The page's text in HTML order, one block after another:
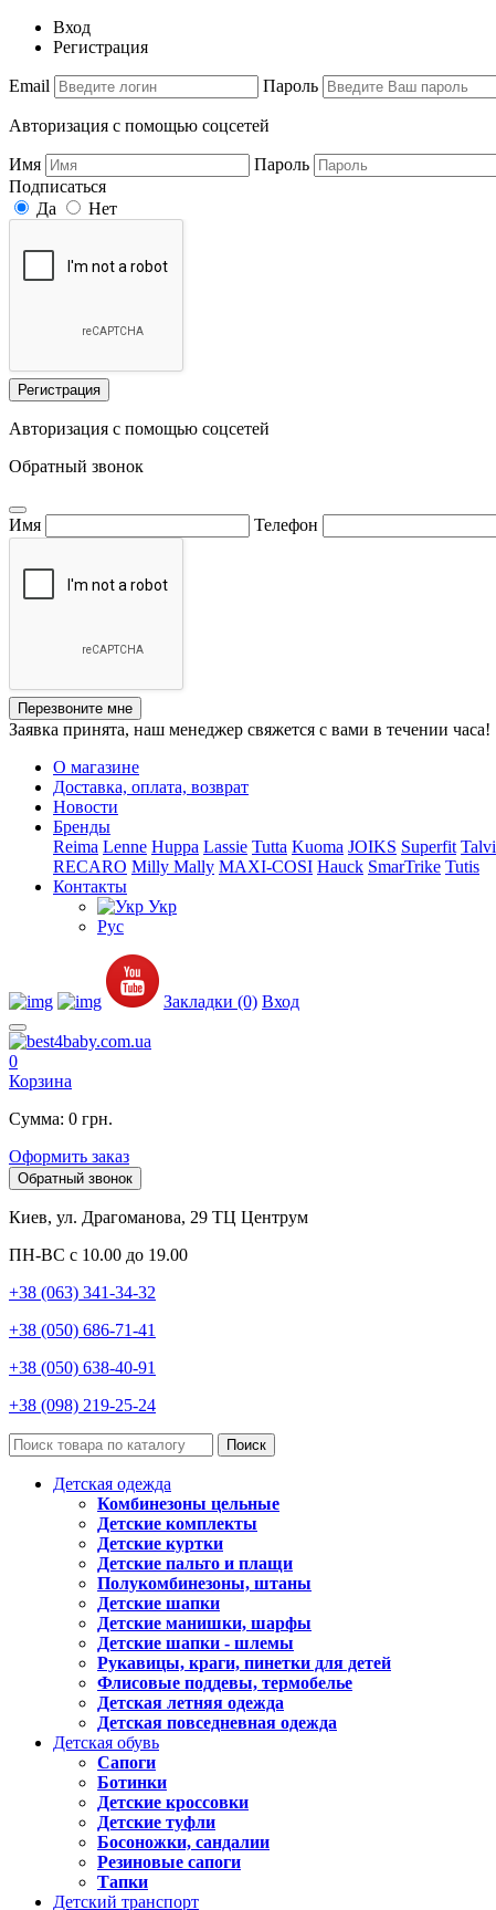
Вход
Регистрация
Email Пароль
Авторизация с помощью соцсетей
Имя Пароль
Подписаться
Да
Нет
Регистрация
Авторизация с помощью соцсетей
Обратный звонок
Имя Телефон
Перезвоните мне
Заявка принята, наш менеджер свяжется с вами в течении часа!
О магазине
Доставка, оплата, возврат
Новости
Бренды
Reima Lenne Huppa Lassie Tutta Kuoma JOIKS Superfit Talvi
RECARO Milly Mally MAXI-COSI Hauck SmarTrike Tutis
Контакты
Укр
Рус
Закладки (0) Вход
0
Корзина
Сумма: 0 грн.
Оформить заказ
Обратный звонок
Киев, ул. Драгоманова, 29 ТЦ Центрум
ПН-ВС с 10.00 до 19.00
+38 (063) 341-34-32
+38 (050) 686-71-41
+38 (050) 638-40-91
+38 (098) 219-25-24
Поиск
Детская одежда
Комбинезоны цельные
Детские комплекты
Детские куртки
Детские пальто и плащи
Полукомбинезоны, штаны
Детские шапки
Детские манишки, шарфы
Детские шапки - шлемы
Рукавицы, краги, пинетки для детей
Флисовые поддевы, термобелье
Детская летняя одежда
Детская повседневная одежда
Детская обувь
Сапоги
Ботинки
Детские кроссовки
Детские туфли
Босоножки, сандалии
Резиновые сапоги
Тапки
Детский транспорт